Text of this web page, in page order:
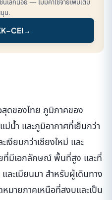
นเล็กน้อย — ไม่มีค่าใช้จ่ายเพิ่มเติม
น.
→
สุดของไทย ภูมิภาคของ
น้ำ และภูมิอากาศที่เย็นกว่า
เงียบกว่าเชียงใหม่ และ
ที่มีเอกลักษณ์ พื้นที่สูง และที่
ละเมียนมา สำหรับผู้เดินทาง
มายภาคเหนือที่สงบและเป็น